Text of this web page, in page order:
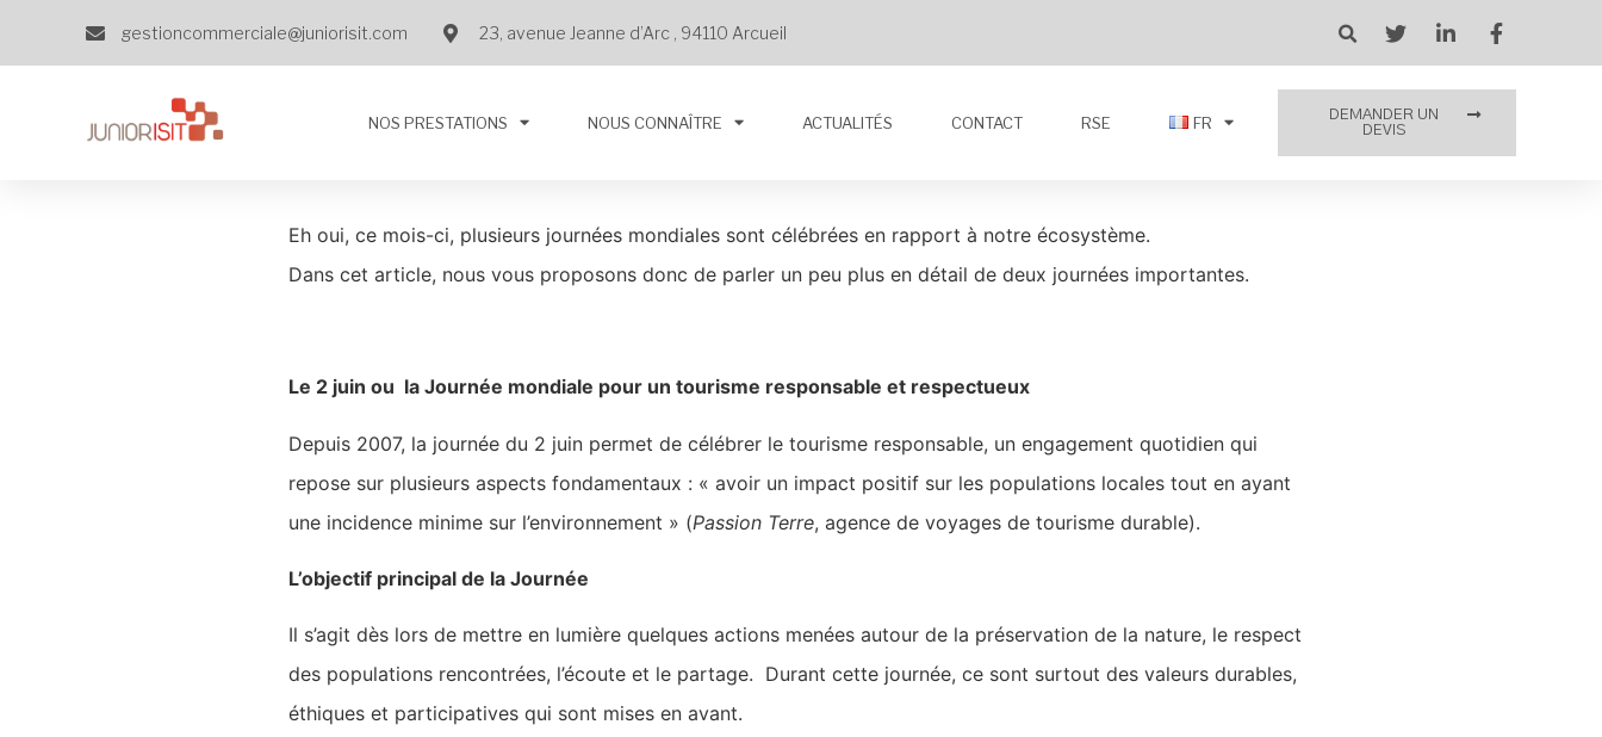
gestioncommerciale@juniorisit.com 23, avenue Jeanne d’Arc , 94110 Arcueil
NOS PRESTATIONS NOUS CONNAÎTRE ACTUALITÉS CONTACT RSE FR
DEMANDER UN
DEVIS
Eh oui, ce mois-ci, plusieurs journées mondiales sont célébrées en rapport à notre écosystème.
Dans cet article, nous vous proposons donc de parler un peu plus en détail de deux journées importantes.
Le 2 juin ou la Journée mondiale pour un tourisme responsable et respectueux
Depuis 2007, la journée du 2 juin permet de célébrer le tourisme responsable, un engagement quotidien qui
repose sur plusieurs aspects fondamentaux : « avoir un impact positif sur les populations locales tout en ayant
une incidence minime sur l’environnement » (Passion Terre, agence de voyages de tourisme durable).
L’objectif principal de la Journée
Il s’agit dès lors de mettre en lumière quelques actions menées autour de la préservation de la nature, le respect
des populations rencontrées, l’écoute et le partage. Durant cette journée, ce sont surtout des valeurs durables,
éthiques et participatives qui sont mises en avant.